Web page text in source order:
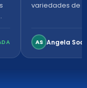
variedades de
AS Angela